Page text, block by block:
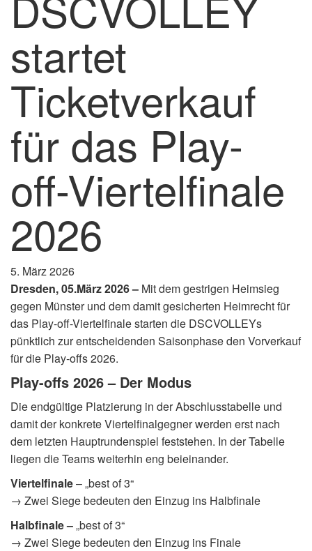
startet
Ticketverkauf
für das Play-
off-Viertelfinale
2026
5. März 2026
Dresden, 05.März 2026 – Mit dem gestrigen Heimsieg
gegen Münster und dem damit gesicherten Heimrecht für
das Play-off-Viertelfinale starten die DSCVOLLEYs
pünktlich zur entscheidenden Saisonphase den Vorverkauf
für die Play-offs 2026.
Play-offs 2026 – Der Modus
Die endgültige Platzierung in der Abschlusstabelle und
damit der konkrete Viertelfinalgegner werden erst nach
dem letzten Hauptrundenspiel feststehen. In der Tabelle
liegen die Teams weiterhin eng beieinander.
Viertelfinale– „best of 3“
→ Zwei Siege bedeuten den Einzug ins Halbfinale
Halbfinale –„best of 3“
→ Zwei Siege bedeuten den Einzug ins Finale